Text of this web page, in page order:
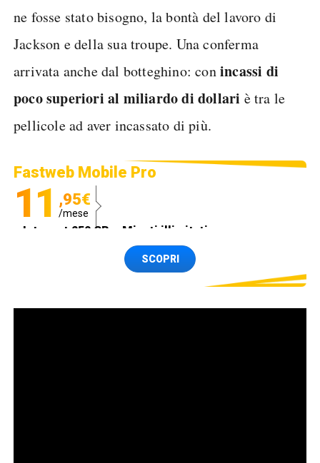
ne fosse stato bisogno, la bontà del lavoro di
Jackson e della sua troupe. Una conferma
arrivata anche dal botteghino: conincassi di
poco superiori al miliardo di dollari è tra le
pellicole ad aver incassato di più.
Fastweb Mobile Pro
11 ,95€
/mese
Internet 250 GB e Minuti illimitati
Spedizione SIM GRATISSCOPRI